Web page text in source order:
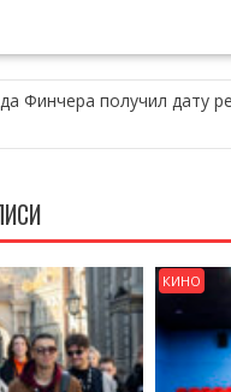
Финчера получил дату
КИНО